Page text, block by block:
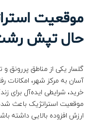
موقعیت
حال تپش
گلسار یکی از مناطق
آسان به مرکز شهر، امکانات
خرید، شرایطی ایده‌آل برای
موقعیت استراتژیک باعث
ارزش افزوده بالایی داشته